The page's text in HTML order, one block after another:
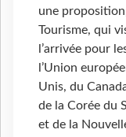
une
Tourisme, qui
l’arrivée pour
l’Union
Unis, du
de la Corée du
et de la